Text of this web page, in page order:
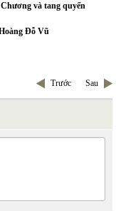
và tang quyến
Đỗ Vũ
Trước Sau